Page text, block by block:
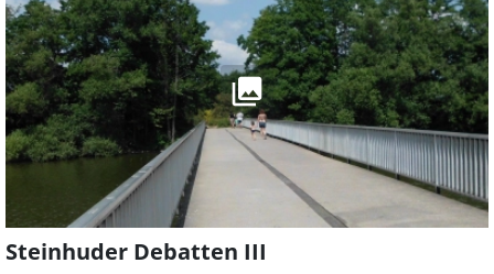
Steinhuder Debatten III